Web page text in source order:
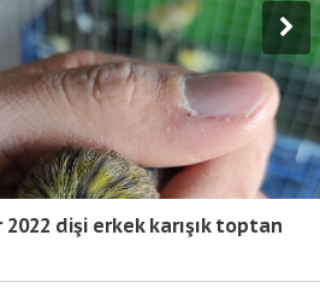
dişi erkek karışık toptan